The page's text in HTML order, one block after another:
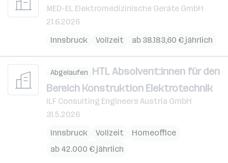
MED-EL Elektromedizinische Geräte GmbH
21.6.2026
Innsbruck
Vollzeit ab 38.183,60 € jährlich
Abgelaufen HTL Absolvent:innen für den
Bereich Konstruktion Elektrotechnik
ILF Consulting Engineers Austria GmbH
31.5.2026
Innsbruck
Vollzeit
Homeoffice
ab 42.000 € jährlich